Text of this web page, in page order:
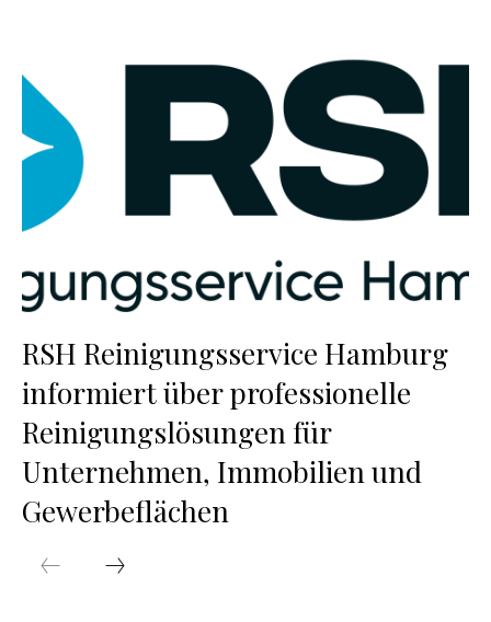
RSH Reinigungsservice Hamburg
informiert über professionelle
Reinigungslösungen für
Unternehmen, Immobilien und
Gewerbeflächen